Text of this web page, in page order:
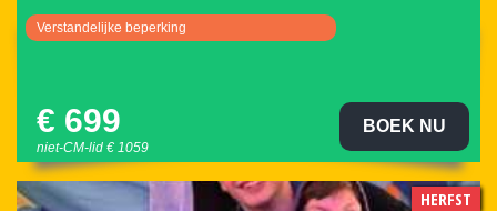
verstandelijke beperking
€ 699
niet-CM-lid € 1059
BOEK NU
HERFST